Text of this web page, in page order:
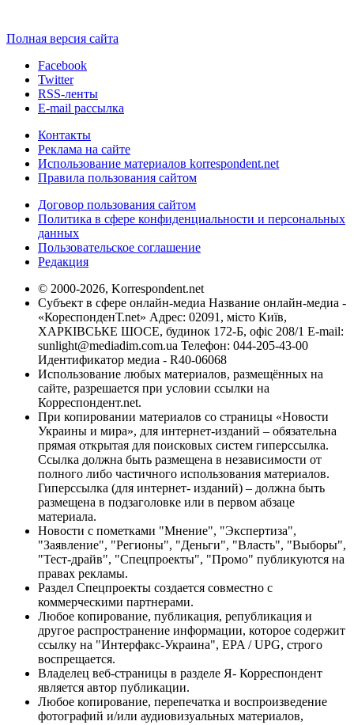
Полная версия сайта
Facebook
Twitter
RSS-ленты
E-mail рассылка
Контакты
Реклама на сайте
Использование материалов korrespondent.net
Правила пользования сайтом
Договор пользования сайтом
Политика в сфере конфиденциальности и персональных
данных
Пользовательское соглашение
Редакция
© 2000-2026, Korrespondent.net
Субъект в сфере онлайн-медиа Название онлайн-медиа -
«КореспонденТ.net» Адрес: 02091, місто Київ,
ХАРКІВСЬКЕ ШОСЕ, будинок 172-Б, офіс 208/1 E-mail:
sunlight@mediadim.com.ua Телефон: 044-205-43-00
Идентификатор медиа - R40-06068
Использование любых материалов, размещённых на
сайте, разрешается при условии ссылки на
Корреспондент.net.
При копировании материалов со страницы «Новости
Украины и мира», для интернет-изданий – обязательна
прямая открытая для поисковых систем гиперссылка.
Ссылка должна быть размещена в независимости от
полного либо частичного использования материалов.
Гиперссылка (для интернет- изданий) – должна быть
размещена в подзаголовке или в первом абзаце
материала.
Новости с пометками "Мнение", "Экспертиза",
"Заявление", "Регионы", "Деньги", "Власть", "Выборы",
"Тест-драйв", "Спецпроекты", "Промо" публикуются на
правах рекламы.
Раздел Спецпроекты создается совместно с
коммерческими партнерами.
Любое копирование, публикация, републикация и
другое распространение информации, которое содержит
ссылку на "Интерфакс-Украина", EPA / UPG, строго
воспрещается.
Владелец веб-страницы в разделе Я- Корреспондент
является автор публикации.
Любое копирование, перепечатка и воспроизведение
фотографий и/или аудиовизуальных материалов,